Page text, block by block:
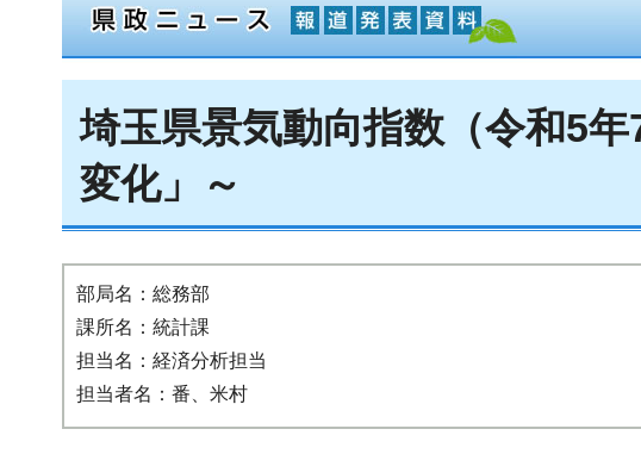
埼玉県景気動向指数（令和5
変化」～
部局名：総務部
課所名：統計課
担当名：経済分析担当
担当者名：番、米村